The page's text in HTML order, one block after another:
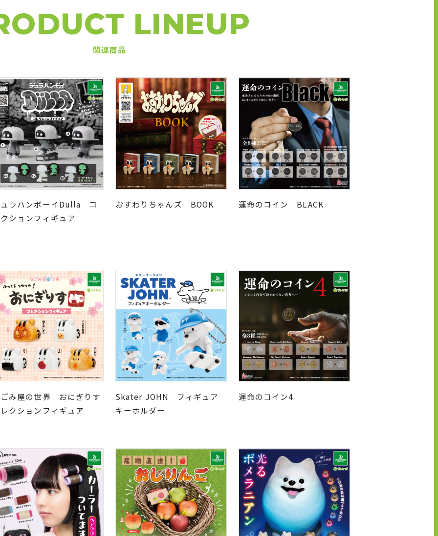
LINEUP
関連商品
ラハンボーイDulla コ
ションフィギュア
おすわりちゃんズ BOOK 運命のコイン BLACK
み屋の世界 おにぎりす
クションフィギュア
Skater JOHN フィギュア
キーホルダー
運命のコイン4